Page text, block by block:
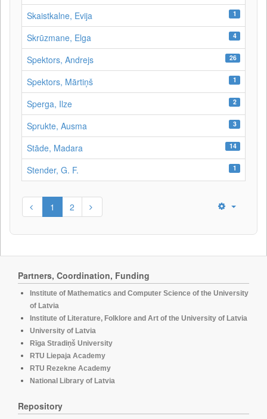
Skaistkalne, Evija 1
Skrūzmane, Elga 4
Spektors, Andrejs 26
Spektors, Mārtiņš 1
Sperga, Ilze 2
Sprukte, Ausma 3
Stāde, Madara 14
Stender, G. F. 1
1 2
Partners, Coordination, Funding
Institute of Mathematics and Computer Science of the University
of Latvia
Institute of Literature, Folklore and Art of the University of Latvia
University of Latvia
Rīga Stradiņš University
RTU Liepaja Academy
RTU Rezekne Academy
National Library of Latvia
Repository